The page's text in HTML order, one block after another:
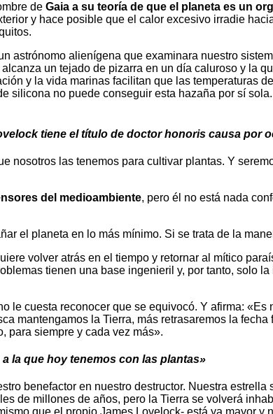
de Gaia a su teoría de que el planeta es un
y hace posible que el calor excesivo irradie
astrónomo alienígena que examinara nuestro
un tejado de pizarra en un día caluroso y la
y la vida marinas facilitan que las temperaturas
silicona no puede conseguir esta hazaña por sí
tiene el título de doctor honoris causa por
nosotros las tenemos para cultivar plantas. Y
del medioambiente, pero él no está nada
el planeta en lo más mínimo. Si se trata de la
volver atrás en el tiempo y retornar al mítico
tienen una base ingenieril y, por tanto, solo
le cuesta reconocer que se equivocó. Y afirma:
mantengamos la Tierra, más retrasaremos la
para siempre y cada vez más».
la que hoy tenemos con las plantas»
benefactor en nuestro destructor. Nuestra
de millones de años, pero la Tierra se volverá